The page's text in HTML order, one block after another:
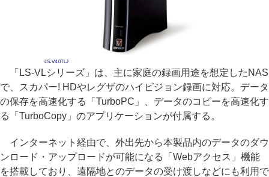
LS-V4.0TLJ
「LS-VLシリーズ」は、主に家庭の録画用途を想定したNAS
で、スカパー! HDやレグザのハイビジョン録画に対応。データ
の保存を高速化する「TurboPC」、データのコピーを高速化す
る「TurboCopy」のアプリケーションが付属する。
インターネット経由で、外出先から本製品内のデータのダウ
ンロード・アップロードが可能になる「Webアクセス」機能
を搭載しており、遠隔地とのデータの受け渡しなどにも利用で